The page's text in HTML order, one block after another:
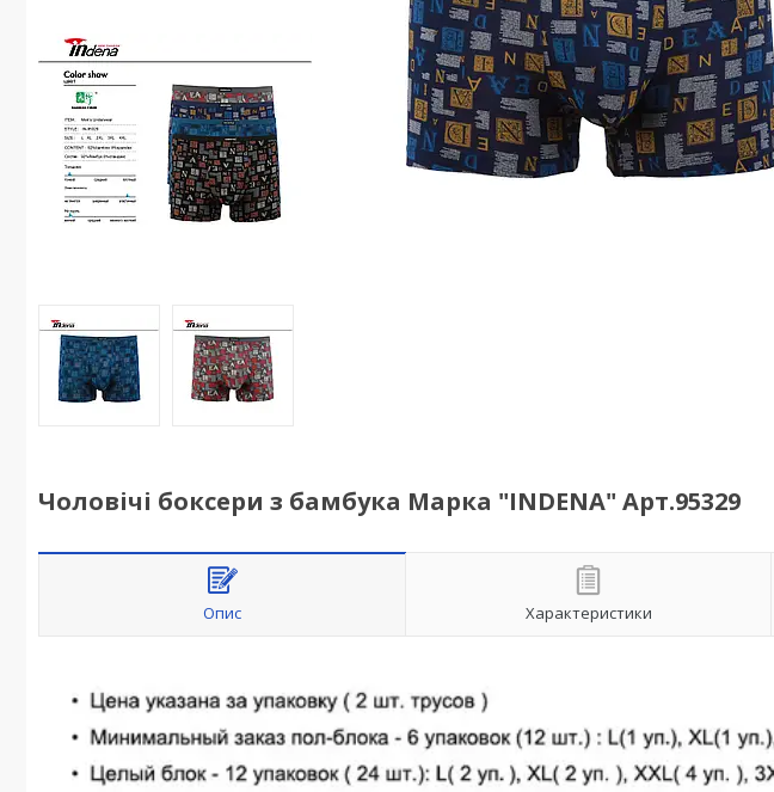
Чоловічі боксери з бамбука Марка "INDENA" Арт.95329
Опис Характеристики